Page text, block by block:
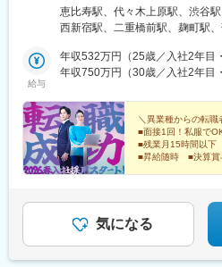
駅、稲永駅、笠寺駅、左京山駅
駅、新橋駅、東京駅、町田駅、
(東京都)、大門駅(東京都)、西日
岳寺駅、立川駅、小竹向原駅、
駅、湘南台駅、天王洲アイル駅
(神奈川県)、菊名駅、大船駅、橋
林間駅、センター南駅、川崎駅
新松戸駅、浦安駅(千葉県)、北習
駅、新浦安駅、新鎌ケ谷駅、市
駅、本八幡駅(都営線)、船橋駅
田駅、阿倍野駅(阪堺線)、今宮
方駅(大阪府)、上小田井駅、上
県)、金山駅(愛知県)、国際セン
森駅、藤沢駅、富田駅(大阪府)
手当あり◎▼プロジェクト先【関
など【東海】愛知【関西】大阪
恵比寿駅、代々木上原駅、渋谷
西新宿駅、二重橋前駅、麹町駅
船堀駅、押上駅、木場駅(東京都)
駅、南砂町駅、綾瀬駅、三田駅(
駅、亀戸駅、テレコムセンター
金高輪駅、高輪ゲートウェイ駅
南新宿駅、初台駅、千駄ケ谷駅
丁目駅、西荻窪駅、富士見ケ丘
駅、秋葉原駅、市ケ谷駅、九段
駅、日本橋駅(東京都)、築地市
都)、天王洲アイル駅、勝どき駅
給与
年収532万円（25歳／入社2年目
年収750万円（30歳／入社2年目
＼異業種からの転職
■面接1回！私服で
■残業月15時間以
■昇給随時 ■決算賞
気になる